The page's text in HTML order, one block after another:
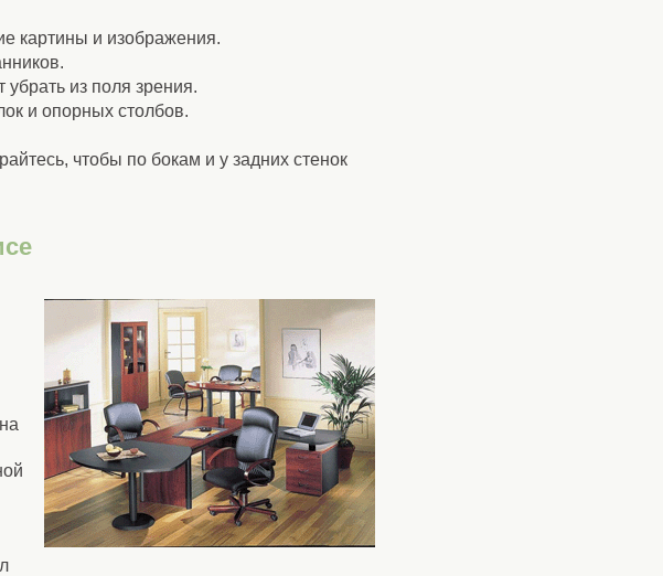
картины и изображения.
из поля зрения.
и опорных столбов.
чтобы по бокам и у задних стенок